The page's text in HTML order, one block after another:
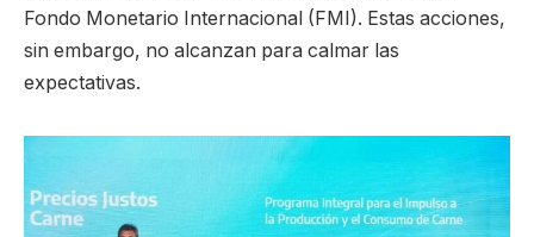
Fondo Monetario Internacional (FMI). Estas acciones,
sin embargo, no alcanzan para calmar las
expectativas.